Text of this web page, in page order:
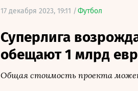
17 декабря 2023, 19:11 /Футбол
Суперлига
обещают 1 млрд
Общая стоимость проекта